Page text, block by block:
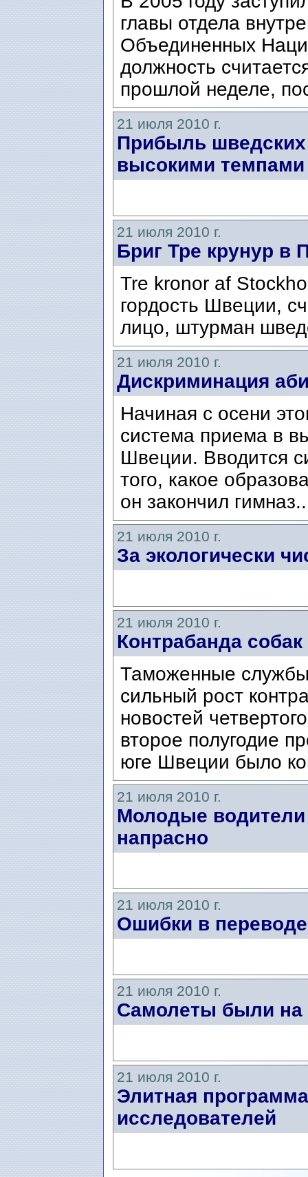
главы отдела
Объединенных
должность
прошлой неделе,
21 июля 2010 г.
Прибыль шведских
высокими темпами
21 июля 2010 г.
Бриг Тре крунур в
Tre kronor af
гордость Швеции,
лицо, штурман
21 июля 2010 г.
Дискриминация
Начиная с осени
система приема в
Швеции. Вводится
того, какое
он закончил
21 июля 2010 г.
За экологически
21 июля 2010 г.
Контрабанда собак
Таможенные
сильный рост
новостей
второе полугодие
юге Швеции было
21 июля 2010 г.
Молодые водители
напрасно
21 июля 2010 г.
Ошибки в
21 июля 2010 г.
Самолеты были на
21 июля 2010 г.
Элитная
исследователей